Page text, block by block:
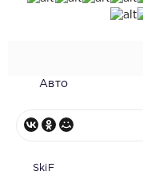
Авто
SkiF